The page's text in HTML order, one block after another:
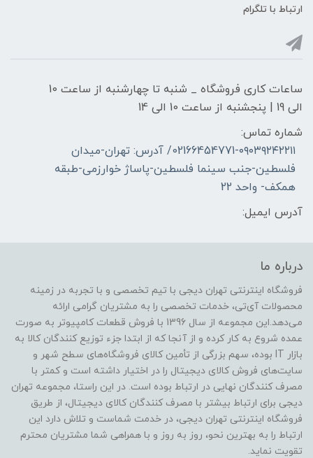
ارتباط با تلگرام
ساعات کاری فروشگاه _ شنبه تا چهارشنبه از ساعت 10
الی 19 | پنجشنبه از ساعت 10 الی 14
شماره تماس:
02166454771-۰۹۰۳۹۲۴۲۲۱۱/ آدرس: تهران-میدان
فلسطین-جنب سینما فلسطین-پاساژ خوارزمی-طبقه
همکف- واحد 22
آدرس ایمیل:
درباره ما
فروشگاه اینترنتی تهران دیجی با تیم تخصصی و با تجربه در زمینه
محصولات آی‌تی، خدمات تخصصی را به مشتریان گرامی ارائه
می‌دهد.این مجموعه از سال 1396 با فروش قطعات کامپیوتر به صورت
عمده شروع به کار کرده و از آنجا که از ابتدا جزء توزیع کنندگان کالا به
بازار IT بوده، سهم بزرگی از تأمین کالای فروشگاه‌های سطح شهر و
سایت‌های فروش کالای دیجیتال را در اختیار داشته است و کمتر با
مصرف کنندگان نهایی در ارتباط بوده است. در این راستا، مجموعه تهران
دیجی برای ارتباط بیشتر با مصرف کنندگان کالای دیجیتال، از طریق
فروشگاه اینترنتی تهران دیجی، در خدمت شماست و تلاش دارد این
ارتباط را به بهترین نحو، روز به روز و با همراهی شما مشتریان محترم
تقویت نماید.